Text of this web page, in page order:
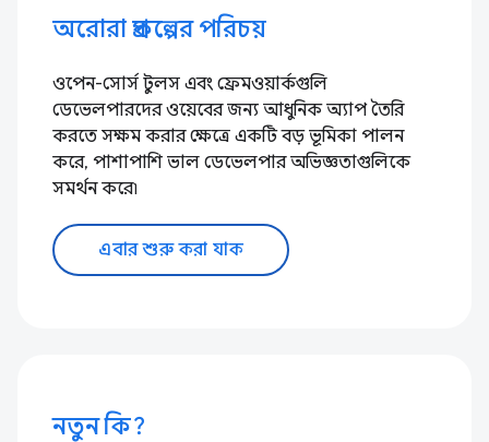
অরোরা প্রকল্পের পরিচয়
ওপেন-সোর্স টুলস এবং ফ্রেমওয়ার্কগুলি
ডেভেলপারদের ওয়েবের জন্য আধুনিক অ্যাপ তৈরি
করতে সক্ষম করার ক্ষেত্রে একটি বড় ভূমিকা পালন
করে, পাশাপাশি ভাল ডেভেলপার অভিজ্ঞতাগুলিকে
সমর্থন করে৷
এবার শুরু করা যাক
নতুন কি?